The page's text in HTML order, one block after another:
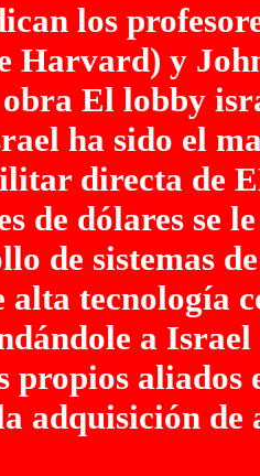
los
Harvard) y
obra El lobby
ha sido el
directa de
de dólares se
de sistemas
alta tecnología
a
propios
adquisición